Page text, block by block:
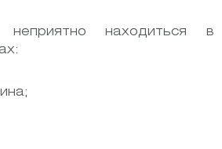
неприятно находиться в